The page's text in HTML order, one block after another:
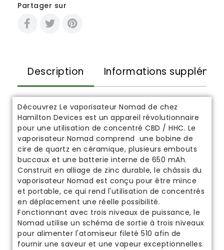
Partager sur
Description Informations
Découvrez Le vaporisateur Nomad de chez
Hamilton Devices est un appareil révolutionnaire
pour une utilisation de concentré CBD / HHC. Le
vaporisateur Nomad comprend une bobine de
cire de quartz en céramique, plusieurs embouts
buccaux et une batterie interne de 650 mAh.
Construit en alliage de zinc durable, le châssis du
vaporisateur Nomad est conçu pour être mince
et portable, ce qui rend l'utilisation de concentrés
en déplacement une réelle possibilité.
Fonctionnant avec trois niveaux de puissance, le
Nomad utilise un schéma de sortie à trois niveaux
pour alimenter l'atomiseur fileté 510 afin de
fournir une saveur et une vapeur exceptionnelles.